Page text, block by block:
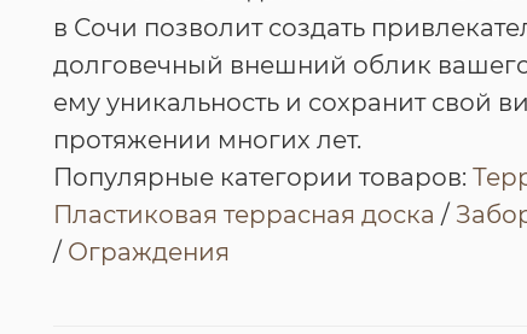
в Сочи позволит создать
долговечный внешний облик
ему уникальность и сохранит свой
протяжении многих лет.
Популярные категории товаров:
Пластиковая террасная доска /
/ Ограждения